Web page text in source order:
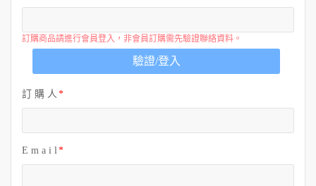
訂購商品請進行會員登入，非會員訂購需先驗證聯絡資料。
驗證/登入
訂 購 人
E m a i l